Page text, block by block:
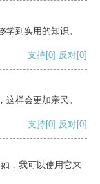
到实用的知识。
支持[0] 反对[0]
样会更加亲民。
支持[0] 反对[0]
，我可以使用它来